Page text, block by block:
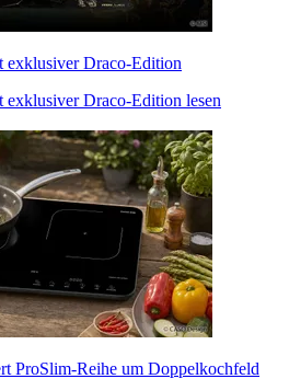
exklusiver Draco-Edition
exklusiver Draco-Edition lesen
ProSlim-Reihe um Doppelkochfeld